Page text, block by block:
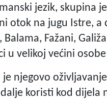
jezik, skupina
otok na jugu Istre,
Balama, Fažani,
u velikoj većini
je njegovo
koristi kod dijela